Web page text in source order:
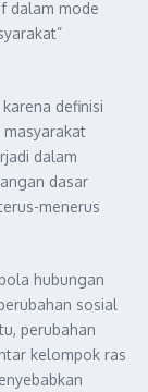
dalam mode
definisi
masyarakat
dalam
dasar
menerus
hubungan
sosial
perubahan
kelompok ras